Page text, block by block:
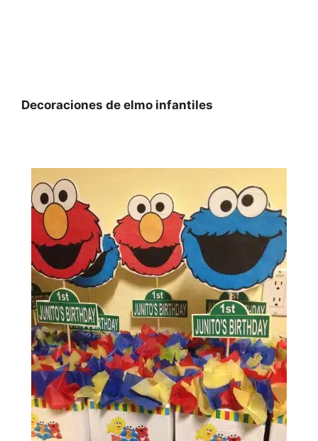
Decoraciones de elmo infantiles